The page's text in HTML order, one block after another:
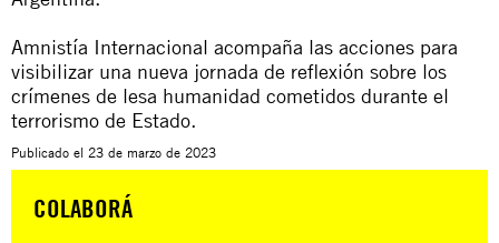
Amnistía Internacional acompaña las acciones para
visibilizar una nueva jornada de reflexión sobre los
crímenes de lesa humanidad cometidos durante el
terrorismo de Estado.
Publicado el 23 de marzo de 2023
COLABORÁ